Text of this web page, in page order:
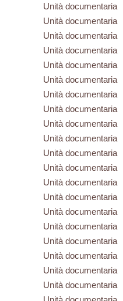
Unità documentaria
Unità documentaria
Unità documentaria
Unità documentaria
Unità documentaria
Unità documentaria
Unità documentaria
Unità documentaria
Unità documentaria
Unità documentaria
Unità documentaria
Unità documentaria
Unità documentaria
Unità documentaria
Unità documentaria
Unità documentaria
Unità documentaria
Unità documentaria
Unità documentaria
Unità documentaria